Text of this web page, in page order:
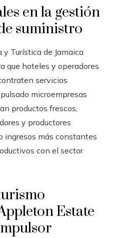
en la gestión
suministro
Turística de Jamaica
que hoteles y operadores
servicios
microempresas
productos frescos,
y productores
ingresos más constantes
con el sector
Estate